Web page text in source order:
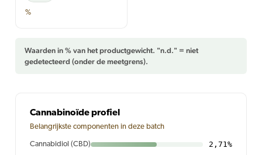
%
Waarden in % van het productgewicht. "n.d." = niet
gedetecteerd (onder de meetgrens).
Cannabinoïde profiel
Belangrijkste componenten in deze batch
Cannabidiol (CBD) 2,71%